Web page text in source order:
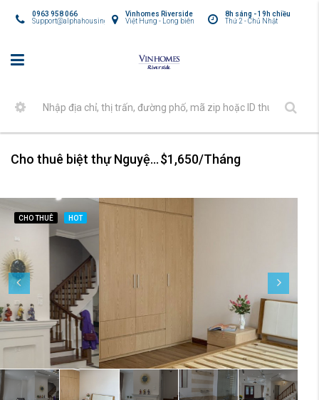
8h sáng - 19h chiều
Thứ 2 - Chủ Nhật
Vinhomes Riverside
Việt Hưng - Long biên
0963 958 066
Support@alphahousing.vn
Cho thuê biệt thự Nguyệt Quế Vinhomes Harmony$1,650/Tháng
CHO THUÊ HOT